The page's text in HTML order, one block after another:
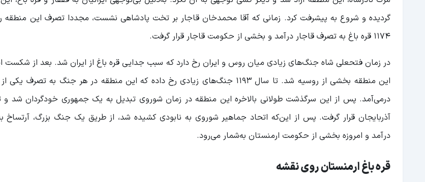
گردیده و شروع به پیشرفت کرد. زمانی که آقا محمدخان قاجار بر تخت پادشاهی نشست، مجددا تصرف این منطقه
1174 قره باغ به تصرف قاجار درآمد و بخشی از حکومت قاجار قرار گرفت.
در زمان فتحعلی شاه جنگ‌های زیادی میان روس و ایران رخ دارد که سبب جدایی قره باغ از ایران شد. بعد از شکست
این منطقه بخشی از روسیه شد. تا سال 1193 جنگ‌های زیادی رخ داده که این منطقه در هر جنگ به
درمی‌آمد. پس از این سرگذشت طولانی بالاخره این منطقه در زمان شوروی تبدیل به یک جمهوری خودگردان شد
آذربایجان قرار گرفت. پس از این‌که اتحاد جماهیر شوروی به نابودی کشیده شد، از طریق یک جنگ بزرگ، آرتساخ
درآمد و امروزه بخشی از حکومت ارمنستان به‌شمار می‌رود.
قره باغ ارمنستان روی نقشه